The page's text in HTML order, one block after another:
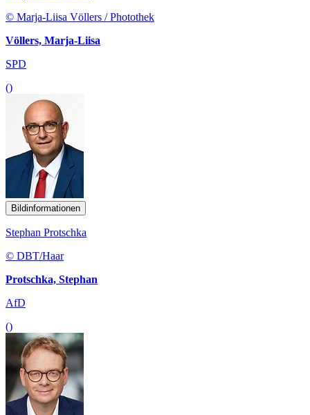
© Marja-Liisa Völlers / Photothek
Völlers, Marja-Liisa
SPD
()
Bildinformationen
Stephan Protschka
© DBT/Haar
Protschka, Stephan
AfD
()